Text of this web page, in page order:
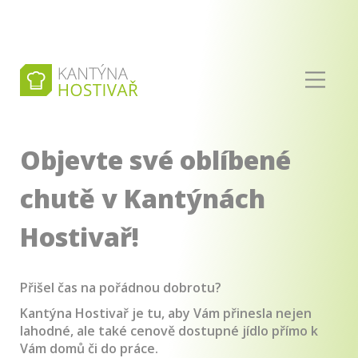
Objevte své oblíbené
chutě v Kantýnách
Hostivař!
Přišel čas na pořádnou dobrotu?
Kantýna Hostivař je tu, aby Vám přinesla nejen
lahodné, ale také cenově dostupné jídlo přímo k
Vám domů či do práce.